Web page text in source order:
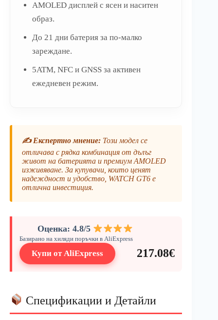
AMOLED дисплей с ясен и наситен
образ.
До 21 дни батерия за по-малко
зареждане.
5ATM, NFC и GNSS за активен
ежедневен режим.
✍️ Експертно мнение: Този модел се
отличава с рядка комбинация от дълъг
живот на батерията и премиум AMOLED
изживяване. За купувачи, които ценят
надеждност и удобство, WATCH GT6 е
отлична инвестиция.
Купи от AliExpress 217.08€
Оценка: 4.8/5
Базирано на хиляди поръчки в AliExpress
Спецификации и Детайли